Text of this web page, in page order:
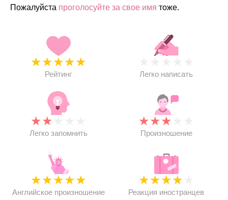
Пожалуйста проголосуйте за свое имя тоже.
★★★★★
Рейтинг Легко написать
★★
Легко запомнить
★★★
Произношение
★★★★★
Английское произношение
★★★★
Реакция иностранцев